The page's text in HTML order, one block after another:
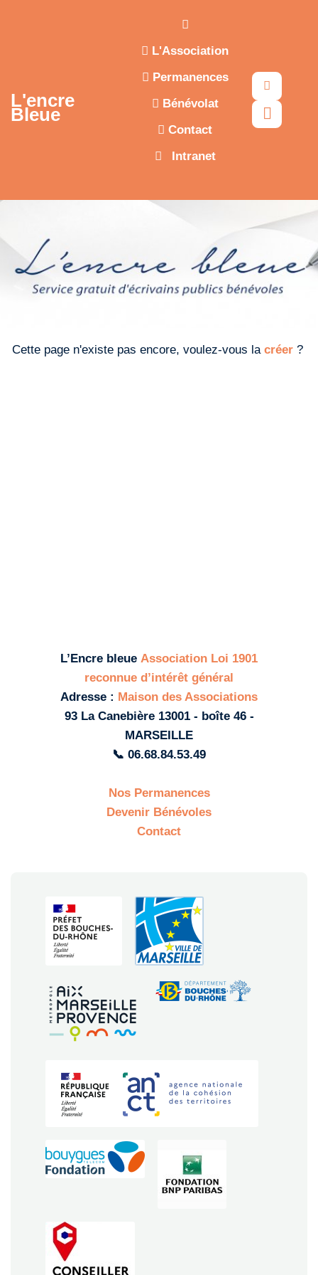
L'encre
Bleue
L'Association
Permanences
Bénévolat
Contact
Intranet
Cette page n'existe pas encore, voulez-vous la créer ?
L’Encre bleue Association Loi 1901
reconnue d’intérêt général
Adresse : Maison des Associations
93 La Canebière 13001 - boîte 46 -
MARSEILLE
📞 06.68.84.53.49
Nos Permanences
Devenir Bénévoles
Contact